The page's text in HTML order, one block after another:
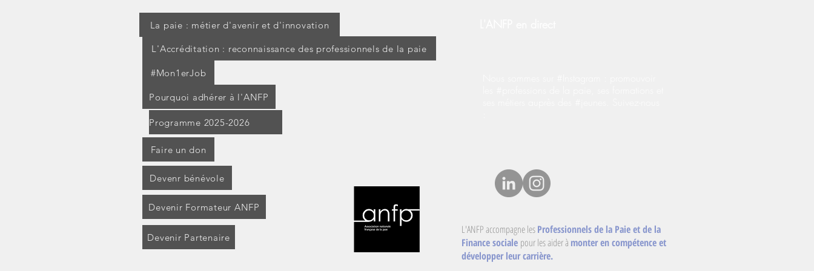
être suspendues
La paie : métier d'avenir et d'innovation
L'Accréditation : reconnaissance des professionnels de la paie
#Mon1erJob
Pourquoi adhérer à l'ANFP
Programme 2025-2026
Faire un don
Devenr bénévole
Devenir Formateur ANFP
Devenir Partenaire
L'ANFP accompagne lesProfessionnels de la Paie et de la
Finance sociale pour les aider à monter en compétence et
développer leur carrière.